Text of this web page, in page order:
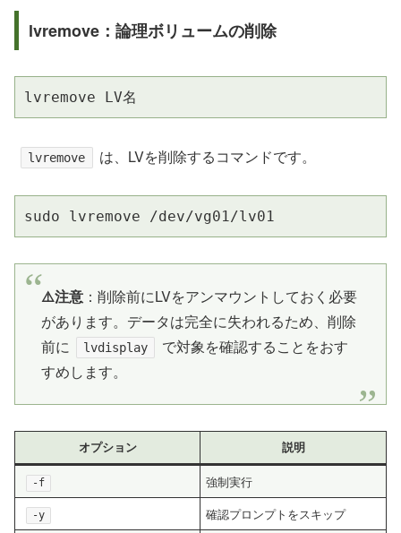
lvremove：論理ボリュームの削除
lvremove LV名
lvremove は、LVを削除するコマンドです。
sudo lvremove /dev/vg01/lv01
⚠️注意：削除前にLVをアンマウントしておく必要
があります。データは完全に失われるため、削除
前に
lvdisplay
で対象を確認することをおす
すめします。
オプション 説明
-f 強制実行
-y 確認プロンプトをスキップ